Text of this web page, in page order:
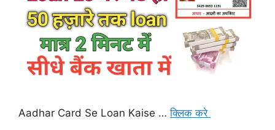
Aadhar Card Se Loan Kaise …क्लिक करे